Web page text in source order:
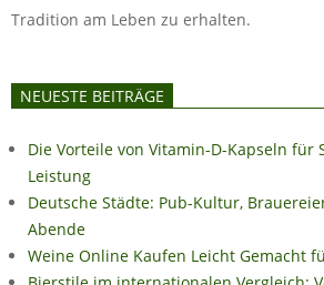
Tradition am Leben zu erhalten.
NEUESTE BEITRÄGE
Die Vorteile von Vitamin-D-Kapseln
Leistung
Deutsche Städte: Pub-Kultur,
Abende
Weine Online Kaufen Leicht Gemacht